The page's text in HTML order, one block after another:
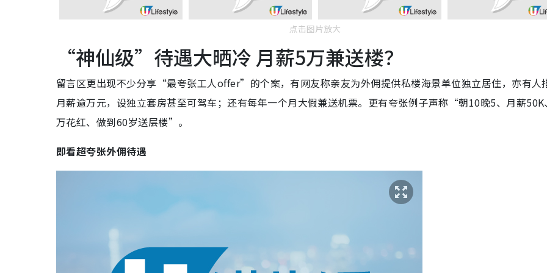
点击图片放大
“神仙级”待遇大晒冷 月薪5万兼送楼？
留言区更出现不少分享“最夸张工人offer”的个案，有网友称亲友为外佣提供私楼海景单位独立居住，亦有人
月薪逾万元，设独立套房甚至可驾车；还有每年一个月大假兼送机票。更有夸张例子声称“朝10晚5、月薪50K
万花红、做到60岁送层楼”。
即看超夸张外佣待遇